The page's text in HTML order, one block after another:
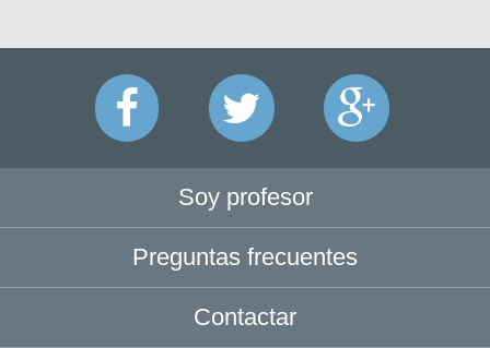
Soy profesor
Preguntas frecuentes
Contactar